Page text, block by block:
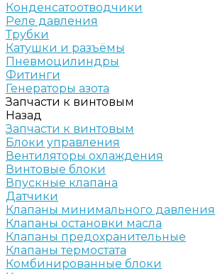
Конденсатоотводчики
Реле давления
Трубки
Катушки и разъёмы
Пневмоцилиндры
Фитинги
Генераторы азота
Запчасти к винтовым
Назад
Запчасти к винтовым
Блоки управления
Вентиляторы охлаждения
Винтовые блоки
Впускные клапана
Датчики
Клапаны минимального давления
Клапаны остановки масла
Клапаны предохранительные
Клапаны термостата
Комбинированные блоки